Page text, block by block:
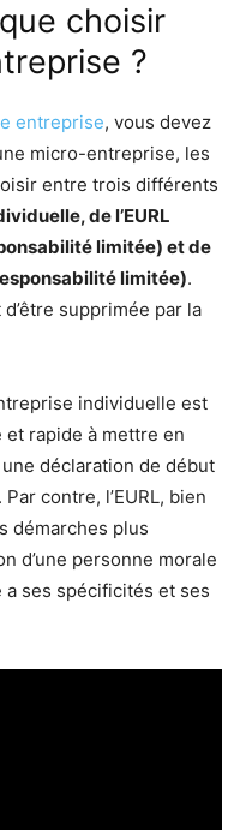
choisir
?
entreprise, vous devez
micro-entreprise, les
entre trois différents
de l’EURL
limitée) et de
limitée).
supprimée par la
individuelle est
rapide à mettre en
déclaration de début
contre, l’EURL, bien
démarches plus
d’une personne morale
ses spécificités et ses